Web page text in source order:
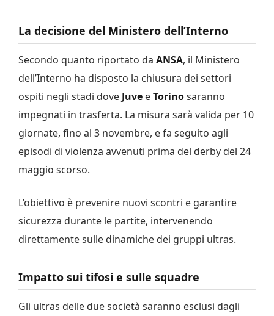
La decisione del Ministero dell’Interno
Secondo quanto riportato da ANSA, il Ministero
dell’Interno ha disposto la chiusura dei settori
ospiti negli stadi dove Juve eTorinosaranno
impegnati in trasferta. La misura sarà valida per 10
giornate, fino al 3 novembre, e fa seguito agli
episodi di violenza avvenuti prima del derby del 24
maggio scorso.
L’obiettivo è prevenire nuovi scontri e garantire
sicurezza durante le partite, intervenendo
direttamente sulle dinamiche dei gruppi ultras.
Impatto sui tifosi e sulle squadre
Gli ultras delle due società saranno esclusi dagli